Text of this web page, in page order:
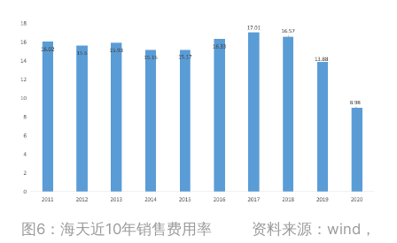
图6：海天近10年销售费用率 资料来源：wind，